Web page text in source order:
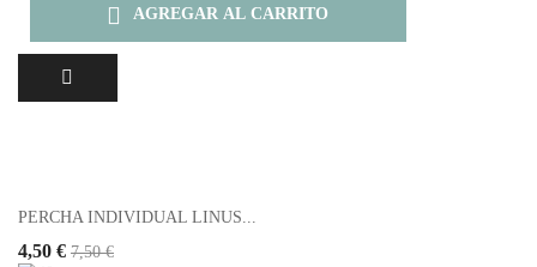
 AGREGAR AL CARRITO
PERCHA INDIVIDUAL LINUS...
4,50 € 7,50 €